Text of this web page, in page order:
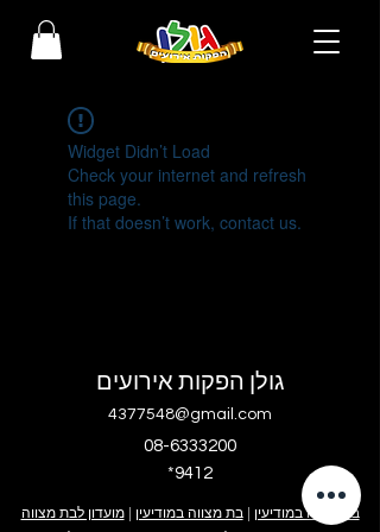
Widget Didn’t Load
Check your internet and refresh
this page.
If that doesn’t work, contact us.
גולן הפקות אירועים
4377548@gmail.com
08-6333200
בר מצווה במודיעין |בת מצווה במודיעין |מועדון לבת מצווה
*9412